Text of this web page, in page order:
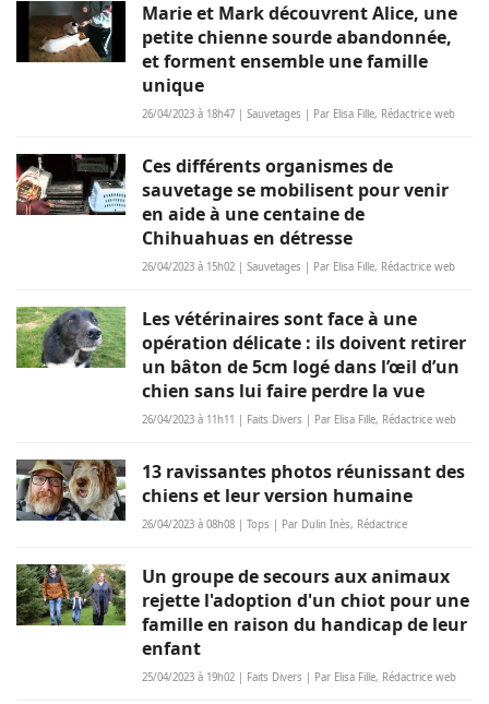
Marie et Mark découvrent Alice, une
petite chienne sourde abandonnée,
et forment ensemble une famille
unique
26/04/2023 à 18h47 | Sauvetages | Par Elisa Fille, Rédactrice web
Ces différents organismes de
sauvetage se mobilisent pour venir
en aide à une centaine de
Chihuahuas en détresse
26/04/2023 à 15h02 | Sauvetages | Par Elisa Fille, Rédactrice web
Les vétérinaires sont face à une
opération délicate : ils doivent retirer
un bâton de 5cm logé dans l’œil d’un
chien sans lui faire perdre la vue
26/04/2023 à 11h11 | Faits Divers | Par Elisa Fille, Rédactrice web
13 ravissantes photos réunissant des
chiens et leur version humaine
26/04/2023 à 08h08 | Tops | Par Dulin Inès, Rédactrice
Un groupe de secours aux animaux
rejette l'adoption d'un chiot pour une
famille en raison du handicap de leur
enfant
25/04/2023 à 19h02 | Faits Divers | Par Elisa Fille, Rédactrice web